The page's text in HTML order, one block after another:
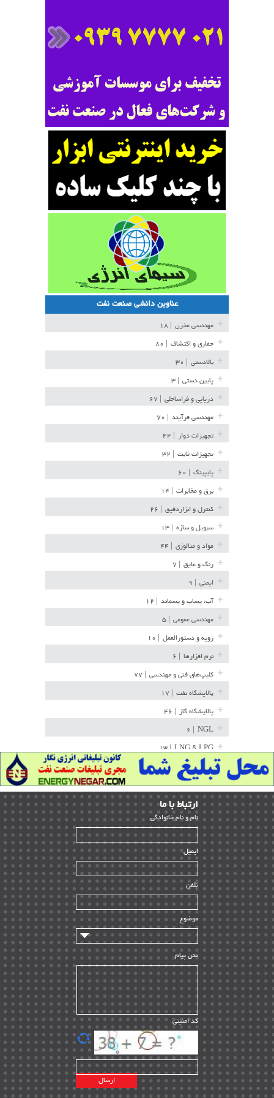
عناوین دانشی صنعت نفت
مهندسی مخزن
حفاری و اکتشاف
بالادستی
پایین دستی
دریایی و فراساحلی
مهندسی فرآیند
تجهیزات دوار
تجهیزات ثابت
پایپینگ
برق و مخابرات
کنترل و ابزاردقیق
سیویل و سازه
مواد و متالوژی
رنگ و عایق
ایمنی
آب، پساب و پسماند
مهندسی عمومی
رویه و دستورالعمل
نرم افزارها
کلیپ‌های فنی و مهندسی
پالایشگاه نفت
پالایشگاه گاز
NGL
LNG & LPG | ۱۳
خط لوله | ۳۶
مخازن ذخیره | ۱۵
پتروشیمی | ۱۴
بازرسی و QC | ۱۵
HSE | ۳۹
ساخت و نصب | ۱۲
راه اندازی | ۹
سازندگان و تامین کنندگان | ۱۰
تامین مالی و سرمایه گذاری | ۳۲
ماشین آلات
مدیریت پروژه
مدیریت دانش
مدیریت سازمانی و عمومی | ۲
تأمین کالا | ۱۳
EPC | ۲۰
پیمانکاران بین المللی | ۸
اطلاعات انرژی کشورها | ۱۴
پروژه های خارجی | ۱۵
ارﺗﺒﺎط ﺑﺎ ما
ﻧﺎم و ﻧﺎم ﺧﺎﻧﻮادﮔﻰ
ایمیل
تلفن
موضوع
متن پیام
کد امنیتی